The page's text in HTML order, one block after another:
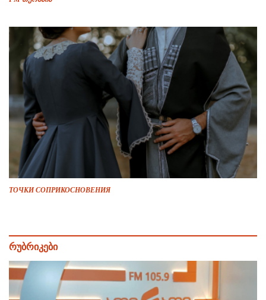
ТОЧКИ СОПРИКОСНОВЕНИЯ
რუბრიკები